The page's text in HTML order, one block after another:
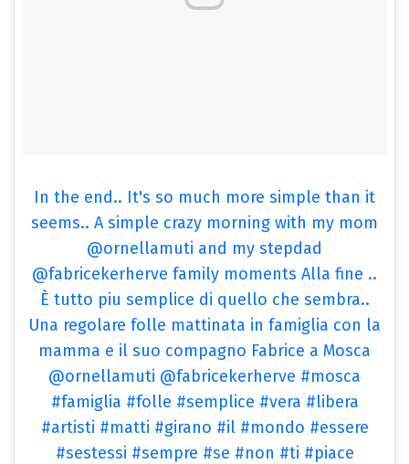
In the end.. It's so much more simple than it
seems.. A simple crazy morning with my mom
@ornellamuti and my stepdad
@fabricekerherve family moments Alla fine ..
È tutto piu semplice di quello che sembra..
Una regolare folle mattinata in famiglia con la
mamma e il suo compagno Fabrice a Mosca
@ornellamuti @fabricekerherve #mosca
#famiglia #folle #semplice #vera #libera
#artisti #matti #girano #il #mondo #essere
#sestessi #sempre #se #non #ti #piace